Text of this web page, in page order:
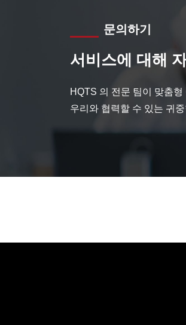
문의하기
서비스에 대해
HQTS 의 전문 팀이 맞춤
우리와 협력할 수 있는 귀